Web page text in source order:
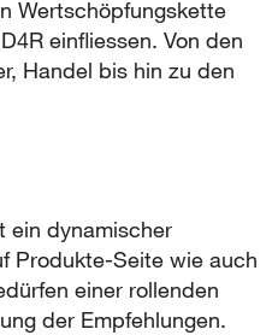
Wertschöpfungskette
einfliessen. Von den
Handel bis hin zu den
ein dynamischer
Produkte-Seite wie auch
einer rollenden
der Empfehlungen.